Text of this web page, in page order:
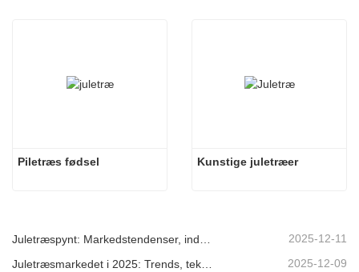
Piletræs fødsel Kunstige juletræer
2025-12-11
Juletræsmarkedet i 2025: Trends, teknologier og indkøbsguide til B2B-købere 2025-12-09